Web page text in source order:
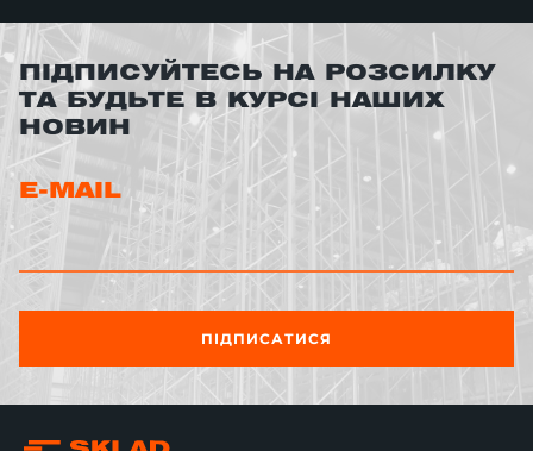
ПІДПИСУЙТЕСЬ НА РОЗСИЛКУ
ТА БУДЬТЕ В КУРСІ НАШИХ
НОВИН
E-MAIL
ПІДПИСАТИСЯ